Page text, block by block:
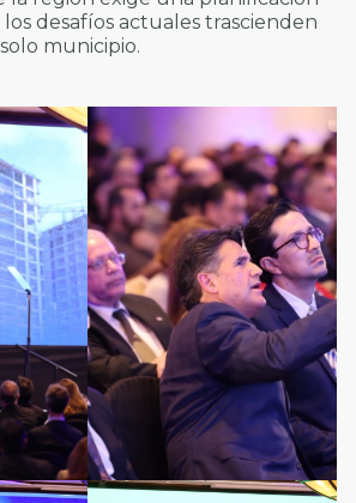
desafíos actuales trascienden
municipio.